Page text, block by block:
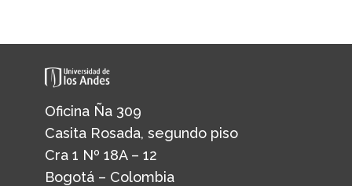
Oficina Ña 309
Casita Rosada, segundo piso
Cra 1 Nº 18A – 12
Bogotá – Colombia